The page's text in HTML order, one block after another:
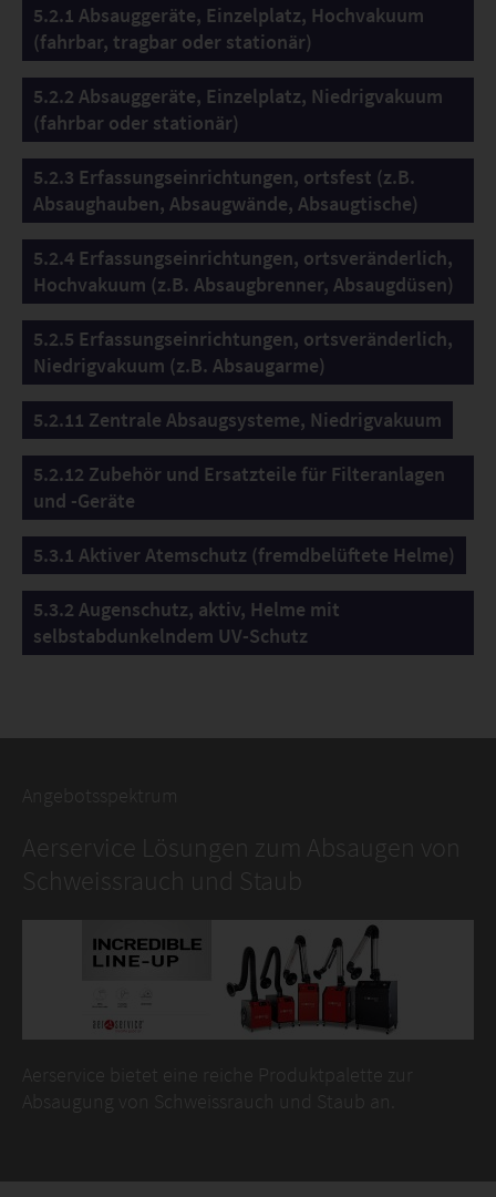
5.2.1 Absauggeräte, Einzelplatz, Hochvakuum
(fahrbar, tragbar oder stationär)
5.2.2 Absauggeräte, Einzelplatz, Niedrigvakuum
(fahrbar oder stationär)
5.2.3 Erfassungseinrichtungen, ortsfest (z.B.
Absaughauben, Absaugwände, Absaugtische)
5.2.4 Erfassungseinrichtungen, ortsveränderlich,
Hochvakuum (z.B. Absaugbrenner, Absaugdüsen)
5.2.5 Erfassungseinrichtungen, ortsveränderlich,
Niedrigvakuum (z.B. Absaugarme)
5.2.11 Zentrale Absaugsysteme, Niedrigvakuum
5.2.12 Zubehör und Ersatzteile für Filteranlagen
und -Geräte
5.3.1 Aktiver Atemschutz (fremdbelüftete Helme)
5.3.2 Augenschutz, aktiv, Helme mit
selbstabdunkelndem UV-Schutz
Angebotsspektrum
Aerservice Lösungen zum Absaugen von
Schweissrauch und Staub
Aerservice bietet eine reiche Produktpalette zur
Absaugung von Schweissrauch und Staub an.